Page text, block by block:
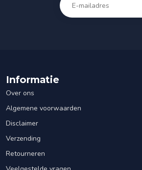
Informatie
Over ons
Algemene voorwaarden
Disclaimer
Verzending
Retourneren